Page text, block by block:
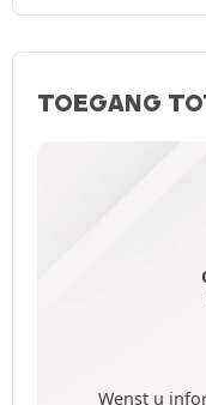
TOEGANG
Wenst u